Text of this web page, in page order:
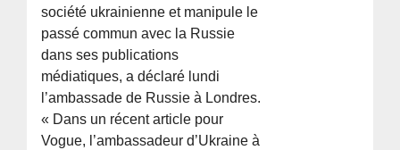
société ukrainienne et manipule le
passé commun avec la Russie
dans ses publications
médiatiques, a déclaré lundi
l’ambassade de Russie à Londres.
« Dans un récent article pour
Vogue, l’ambassadeur d’Ukraine à